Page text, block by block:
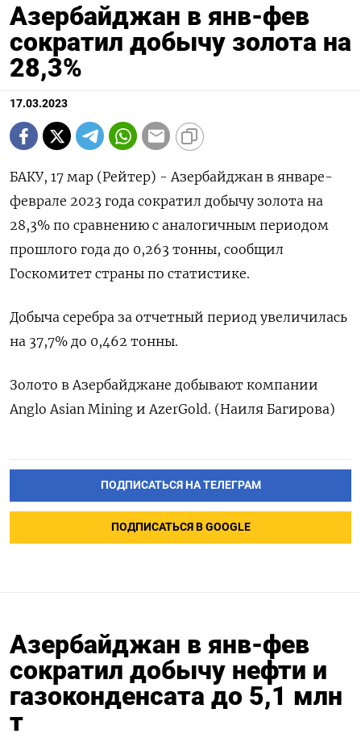
Азербайджан в янв-фев
сократил добычу золота на
28,3%
17.03.2023
БАКУ, 17 мар (Рейтер) - Азербайджан в январе-
феврале 2023 года сократил добычу золота на
28,3% по сравнению с аналогичным периодом
прошлого года до 0,263 тонны, сообщил
Госкомитет страны по статистике.
Добыча серебра за отчетный период увеличилась
на 37,7% до 0,462 тонны.
Золото в Азербайджане добывают компании
Anglo Asian Mining и AzerGold. (Наиля Багирова)
ПОДПИСАТЬСЯ НА ТЕЛЕГРАМ
ПОДПИСАТЬСЯ В GOOGLE
Азербайджан в янв-фев
сократил добычу нефти и
газоконденсата до 5,1 млн
т